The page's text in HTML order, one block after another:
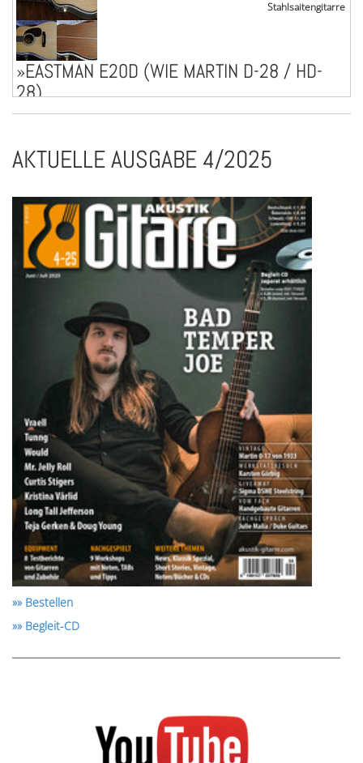
Stahlsaitengitarre
»EASTMAN E20D (WIE MARTIN D-28 / HD-
28)
Verkaufe eine nahezu ungespielte, vollmassive Eastman
der Eastman-Gitarren muss man wohl ...mehr
AKTUELLE AUSGABE 4/2025
»» Bestellen
»» Begleit-CD